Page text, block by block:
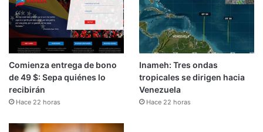
Comienza entrega de bono
de 49 $: Sepa quiénes lo
recibirán
Hace 22 horas
Inameh: Tres ondas
tropicales se dirigen hacia
Venezuela
Hace 22 horas